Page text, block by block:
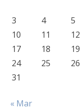
3
4 5
10
11 12
17
18 19
24
25 26
31
« Mar